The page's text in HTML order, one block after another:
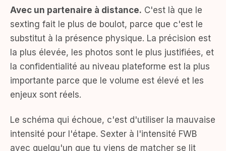
Avec un partenaire à distance. C'est là que le
sexting fait le plus de boulot, parce que c'est le
substitut à la présence physique. La précision est
la plus élevée, les photos sont le plus justifiées, et
la confidentialité au niveau plateforme est la plus
importante parce que le volume est élevé et les
enjeux sont réels.
Le schéma qui échoue, c'est d'utiliser la mauvaise
intensité pour l'étape. Sexter à l'intensité FWB
avec quelqu'un que tu viens de matcher se lit